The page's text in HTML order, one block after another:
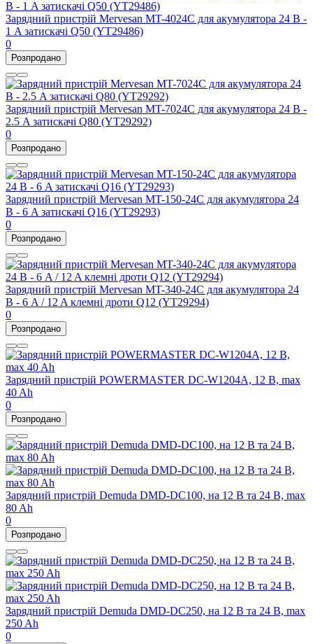
Зарядний пристрій Mervesan MT-4024C для акумулятора 24 В -
1 A затискачі Q50 (YT29486)
0
Розпродано
Зарядний пристрій Mervesan MT-7024C для акумулятора 24 В -
2.5 A затискачі Q80 (YT29292)
0
Розпродано
Зарядний пристрій Mervesan MT-150-24C для акумулятора 24
В - 6 A затискачі Q16 (YT29293)
0
Розпродано
Зарядний пристрій Mervesan MT-340-24C для акумулятора 24
В - 6 A / 12 A клемні дроти Q12 (YT29294)
0
Розпродано
Зарядний пристрій POWERMASTER DC-W1204A, 12 В, max
40 Ah
0
Розпродано
Зарядний пристрій Demuda DMD-DC100, на 12 В та 24 В, max
80 Ah
0
Розпродано
Зарядний пристрій Demuda DMD-DC250, на 12 В та 24 В, max
250 Ah
0